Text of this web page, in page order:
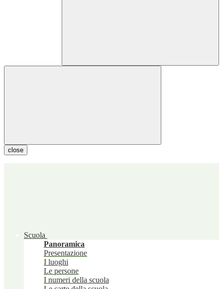
close
Scuola
Panoramica
Presentazione
I luoghi
Le persone
I numeri della scuola